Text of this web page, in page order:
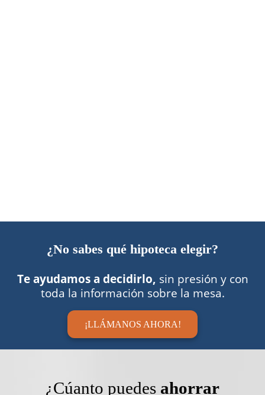
¿No sabes qué hipoteca elegir?
Te ayudamos a decidirlo, sin presión y con
toda la información sobre la mesa.
¡LLÁMANOS AHORA!
¿Cúanto puedes ahorrar